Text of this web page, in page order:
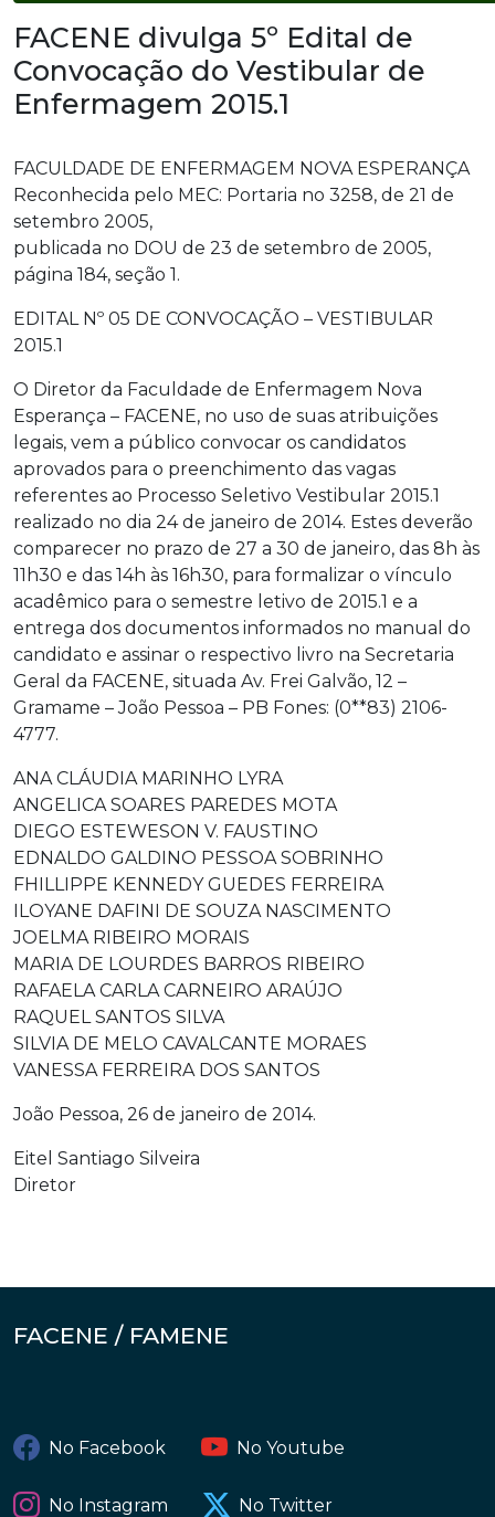
FACENE divulga 5º Edital de
Convocação do Vestibular de
Enfermagem 2015.1
FACULDADE DE ENFERMAGEM NOVA ESPERANÇA
Reconhecida pelo MEC: Portaria no 3258, de 21 de
setembro 2005,
publicada no DOU de 23 de setembro de 2005,
página 184, seção 1.
EDITAL Nº 05 DE CONVOCAÇÃO – VESTIBULAR
2015.1
O Diretor da Faculdade de Enfermagem Nova
Esperança – FACENE, no uso de suas atribuições
legais, vem a público convocar os candidatos
aprovados para o preenchimento das vagas
referentes ao Processo Seletivo Vestibular 2015.1
realizado no dia 24 de janeiro de 2014. Estes deverão
comparecer no prazo de 27 a 30 de janeiro, das 8h às
11h30 e das 14h às 16h30, para formalizar o vínculo
acadêmico para o semestre letivo de 2015.1 e a
entrega dos documentos informados no manual do
candidato e assinar o respectivo livro na Secretaria
Geral da FACENE, situada Av. Frei Galvão, 12 –
Gramame – João Pessoa – PB Fones: (0**83) 2106-
4777.
ANA CLÁUDIA MARINHO LYRA
ANGELICA SOARES PAREDES MOTA
DIEGO ESTEWESON V. FAUSTINO
EDNALDO GALDINO PESSOA SOBRINHO
FHILLIPPE KENNEDY GUEDES FERREIRA
ILOYANE DAFINI DE SOUZA NASCIMENTO
JOELMA RIBEIRO MORAIS
MARIA DE LOURDES BARROS RIBEIRO
RAFAELA CARLA CARNEIRO ARAÚJO
RAQUEL SANTOS SILVA
SILVIA DE MELO CAVALCANTE MORAES
VANESSA FERREIRA DOS SANTOS
João Pessoa, 26 de janeiro de 2014.
Eitel Santiago Silveira
Diretor
FACENE / FAMENE
No Facebook No Youtube
No Instagram No Twitter